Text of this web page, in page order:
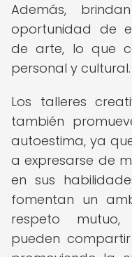
Además,
oportunidad de
de arte, lo que
personal y cultural.
Los talleres
también
autoestima, ya
a expresarse de
en sus
fomentan un
respeto
pueden